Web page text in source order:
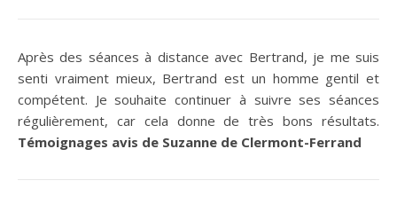
Après des séances à distance avec Bertrand, je me suis
senti vraiment mieux, Bertrand est un homme gentil et
compétent. Je souhaite continuer à suivre ses séances
régulièrement, car cela donne de très bons résultats.
Témoignages avis de Suzanne de Clermont-Ferrand